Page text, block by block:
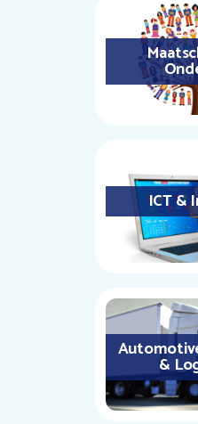
ICT &
&